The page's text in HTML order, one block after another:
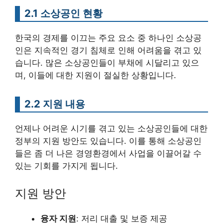
2.1 소상공인 현황
한국의 경제를 이끄는 주요 요소 중 하나인 소상공
인은 지속적인 경기 침체로 인해 어려움을 겪고 있
습니다. 많은 소상공인들이 부채에 시달리고 있으
며, 이들에 대한 지원이 절실한 상황입니다.
2.2 지원 내용
언제나 어려운 시기를 겪고 있는 소상공인들에 대한
정부의 지원 방안도 있습니다. 이를 통해 소상공인
들은 좀 더 나은 경영환경에서 사업을 이끌어갈 수
있는 기회를 가지게 됩니다.
지원 방안
융자 지원: 저리 대출 및 보증 제공